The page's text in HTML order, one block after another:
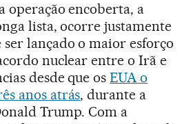
operação encoberta, a
lista, ocorre justamente
ser lançado o maior esforço
nuclear entre o Irã e
desde que osEUA o
anos atrás, durante a
Trump. Com a